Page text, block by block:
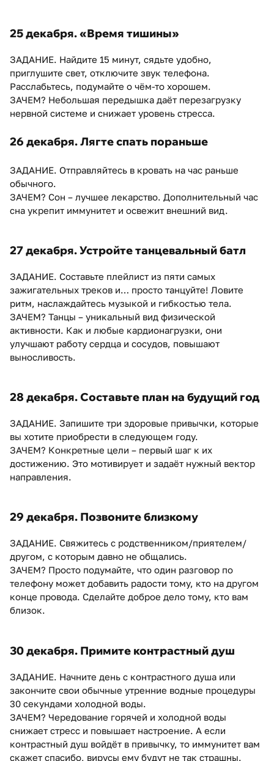
25 декабря. «Время тишины»
ЗАДАНИЕ. Найдите 15 минут, сядьте удобно,
приглушите свет, отключите звук телефона.
Расслабьтесь, подумайте о чём-то хорошем.
ЗАЧЕМ? Небольшая передышка даёт перезагрузку
нервной системе и снижает уровень стресса.
26 декабря. Лягте спать пораньше
ЗАДАНИЕ. Отправляйтесь в кровать на час раньше
обычного.
ЗАЧЕМ? Сон – лучшее лекарство. Дополнительный час
сна укрепит иммунитет и освежит внешний вид.
27 декабря. Устройте танцевальный батл
ЗАДАНИЕ. Составьте плейлист из пяти самых
зажигательных треков и… просто танцуйте! Ловите
ритм, наслаждайтесь музыкой и гибкостью тела.
ЗАЧЕМ? Танцы – уникальный вид физической
активности. Как и любые кардионагрузки, они
улучшают работу сердца и сосудов, повышают
выносливость.
28 декабря. Составьте план на будущий год
ЗАДАНИЕ. Запишите три здоровые привычки, которые
вы хотите приобрести в следующем году.
ЗАЧЕМ? Конкретные цели – первый шаг к их
достижению. Это мотивирует и задаёт нужный вектор
направления.
29 декабря. Позвоните близкому
ЗАДАНИЕ. Свяжитесь с родственником/приятелем/
другом, с которым давно не общались.
ЗАЧЕМ? Просто подумайте, что один разговор по
телефону может добавить радости тому, кто на другом
конце провода. Сделайте доброе дело тому, кто вам
близок.
30 декабря. Примите контрастный душ
ЗАДАНИЕ. Начните день с контрастного душа или
закончите свои обычные утренние водные процедуры
30 секундами холодной воды.
ЗАЧЕМ? Чередование горячей и холодной воды
снижает стресс и повышает настроение. А если
контрастный душ войдёт в привычку, то иммунитет вам
скажет спасибо, вирусы ему будут не так страшны.